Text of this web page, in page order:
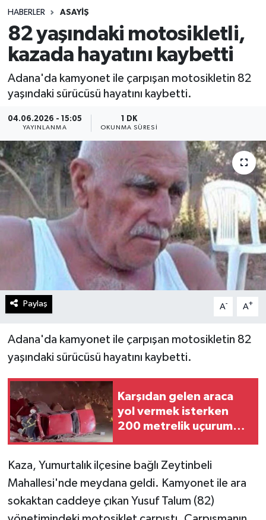
HABERLER ASAYIŞ
82 yaşındaki motosikletli,
kazada hayatını kaybetti
Adana'da kamyonet ile çarpışan motosikletin 82
yaşındaki sürücüsü hayatını kaybetti.
04.06.2026 - 15:05
YAYINLANMA
1 DK
OKUNMA SÜRESI
Paylaş A- A+
Adana'da kamyonet ile çarpışan motosikletin 82
yaşındaki sürücüsü hayatını kaybetti.
Karşıdan gelen araca
yol vermek isterken
200 metrelik uçuruma
Kaza, Yumurtalık ilçesine bağlı Zeytinbeli
Mahallesi'nde meydana geldi. Kamyonet ile ara
sokaktan caddeye çıkan Yusuf Talum (82)
Spor
Teknoloji